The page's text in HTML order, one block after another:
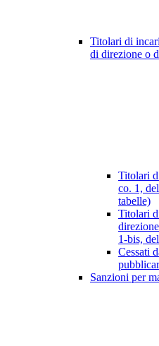
Titolari di
di direzione o
Titolari
co. 1,
tabelle)
Titolari
1-bis,
Cessati
Sanzioni per